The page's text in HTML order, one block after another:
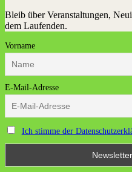
Bleib über Veranstaltungen,
dem Laufenden.
Vorname
E-Mail-Adresse
Ich stimme der